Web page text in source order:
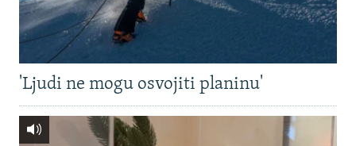
'Ljudi ne mogu osvojiti planinu'